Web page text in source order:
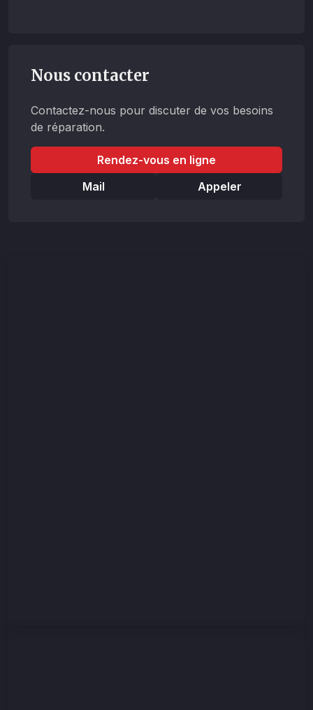
Nous contacter
Contactez-nous pour discuter de vos besoins
de réparation.
Rendez-vous en ligne
Mail
Appeler